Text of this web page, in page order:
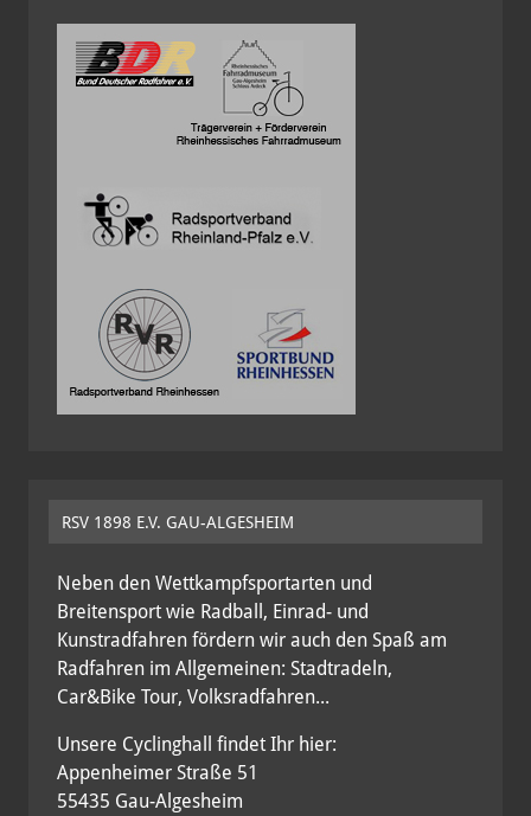
RSV 1898 E.V. GAU-ALGESHEIM
Neben den Wettkampfsportarten und
Breitensport wie Radball, Einrad- und
Kunstradfahren fördern wir auch den Spaß am
Radfahren im Allgemeinen: Stadtradeln,
Car&Bike Tour, Volksradfahren...
Unsere Cyclinghall findet Ihr hier:
Appenheimer Straße 51
55435 Gau-Algesheim